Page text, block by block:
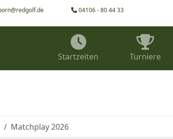
04106 - 80 44 33
Startzeiten Turniere
Matchplay 2026